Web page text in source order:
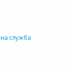
служба